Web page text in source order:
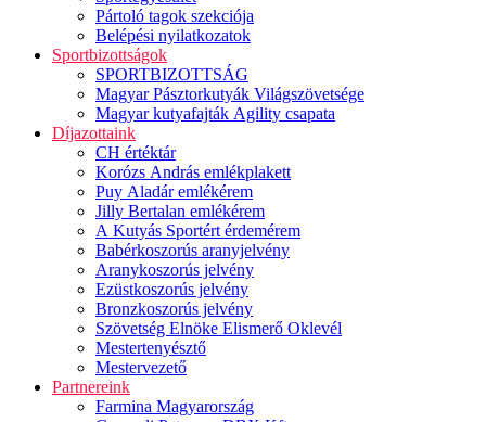
Pártoló tagok szekciója
Belépési nyilatkozatok
Sportbizottságok
SPORTBIZOTTSÁG
Magyar Pásztorkutyák Világszövetsége
Magyar kutyafajták Agility csapata
Díjazottaink
CH értéktár
Korózs András emlékplakett
Puy Aladár emlékérem
Jilly Bertalan emlékérem
A Kutyás Sportért érdemérem
Babérkoszorús aranyjelvény
Aranykoszorús jelvény
Ezüstkoszorús jelvény
Bronzkoszorús jelvény
Szövetség Elnöke Elismerő Oklevél
Mestertenyésztő
Mestervezető
Partnereink
Farmina Magyarország